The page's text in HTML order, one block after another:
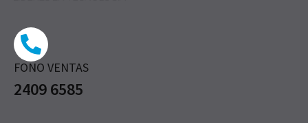
FONO VENTAS
2409 6585